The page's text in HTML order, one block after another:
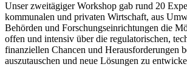
Unser zweitä­giger Workshop gab rund 20
kommu­nalen und privaten Wirtschaft, aus
Behörden und Forschungs­ein­rich­tungen die
offen und intensiv über die regula­to­ri­schen,
finan­zi­ellen Chancen und Heraus­for­de­rungen
auszu­tau­schen und neue Lösungen zu